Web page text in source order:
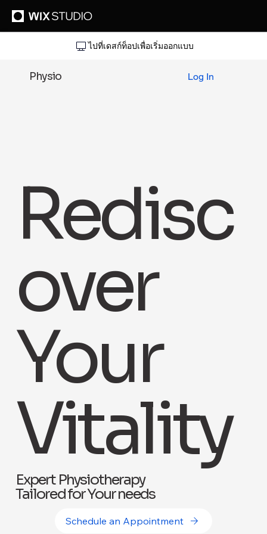
ไปที่เดสก์ท็อปเพื่อเริ่มออกแบบ